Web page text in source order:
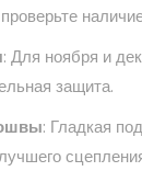
: Для ноября и
защита.
: Гладкая